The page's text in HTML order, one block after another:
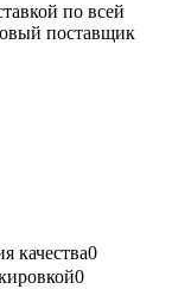
по всей
поставщик
качества0
0